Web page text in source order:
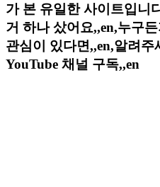
가 본 유일한 사이트입니
거 하나 샀어요,,en,누구
관심이 있다면,,en,알려주
YouTube 채널 구독,,en